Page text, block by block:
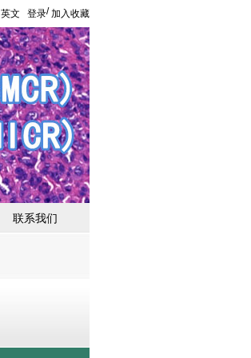
英文 登录/加入收藏
联系我们